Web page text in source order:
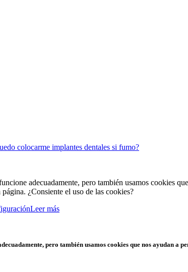
colocarme implantes dentales si fumo?
adecuadamente, pero también usamos cookies
¿Consiente el uso de las cookies?
Leer más
pero también usamos cookies que nos ayudan